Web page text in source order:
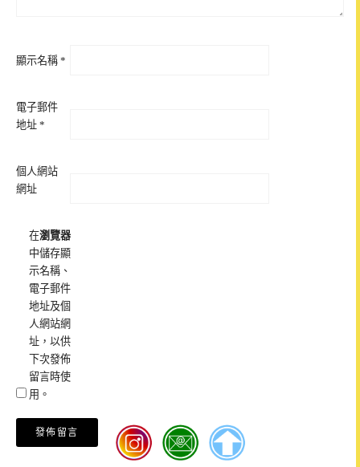
顯示名稱 *
電子郵件
地址 *
個人網站
網址
在瀏覽器
中儲存顯
示名稱、
電子郵件
地址及個
人網站網
址，以供
下次發佈
留言時使
用。